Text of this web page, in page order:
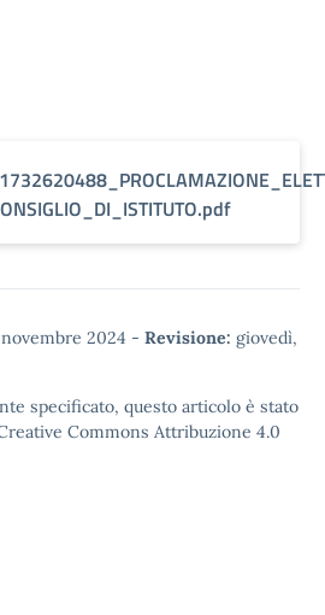
2024 - Revisione: giovedì,
specificato, questo articolo è stato
Commons Attribuzione 4.0